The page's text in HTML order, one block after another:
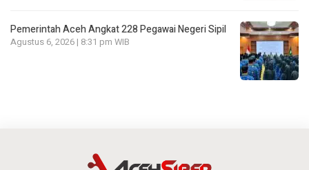
Pemerintah Aceh Angkat 228 Pegawai Negeri Sipil
Agustus 6, 2026 | 8:31 pm WIB